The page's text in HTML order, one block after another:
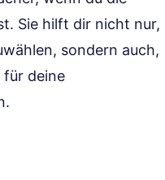
Sie hilft dir nicht nur,
sondern auch,
für deine